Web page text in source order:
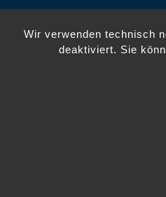
Wir verwenden technisch
deaktiviert. Sie